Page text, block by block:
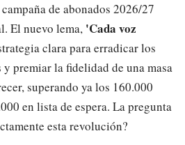
de abonados 2026/27
El nuevo lema, 'Cada voz
clara para erradicar los
premiar la fidelidad de una masa
superando ya los 160.000
en lista de espera. La pregunta
esta revolución?